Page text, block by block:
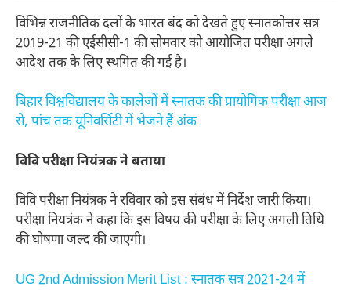
विभिन्न राजनीतिक दलों के भारत बंद को देखते हुए स्नातकोत्तर सत्र
2019-21 की एईसीसी-1 की सोमवार को आयोजित परीक्षा अगले
आदेश तक के लिए स्थगित की गई है।
बिहार विश्वविद्यालय के कालेजों में स्नातक की प्रायोगिक परीक्षा आज
से, पांच तक यूनिवर्सिटी में भेजने हैं अंक
विवि परीक्षा नियंत्रक ने बताया
विवि परीक्षा नियंत्रक ने रविवार को इस संबंध में निर्देश जारी किया।
परीक्षा नियत्रंक ने कहा कि इस विषय की परीक्षा के लिए अगली तिथि
की घोषणा जल्द की जाएगी।
UG 2nd Admission Merit List : स्नातक सत्र 2021-24 में